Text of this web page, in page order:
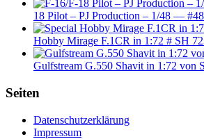
18 Pilot – PJ Production – 1/48 —
Hobby Mirage F.1CR in 1:72 # SH
Gulfstream G.550 Shavit in 1:72 von
Seiten
Datenschutzerklärung
Impressum